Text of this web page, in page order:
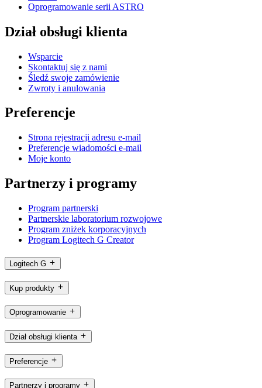
Oprogramowanie serii ASTRO
Dział obsługi klienta
Wsparcie
Skontaktuj się z nami
Śledź swoje zamówienie
Zwroty i anulowania
Preferencje
Strona rejestracji adresu e-mail
Preferencje wiadomości e-mail
Moje konto
Partnerzy i programy
Program partnerski
Partnerskie laboratorium rozwojowe
Program zniżek korporacyjnych
Program Logitech G Creator
Logitech G
Kup produkty
Oprogramowanie
Dział obsługi klienta
Preferencje
Partnerzy i programy